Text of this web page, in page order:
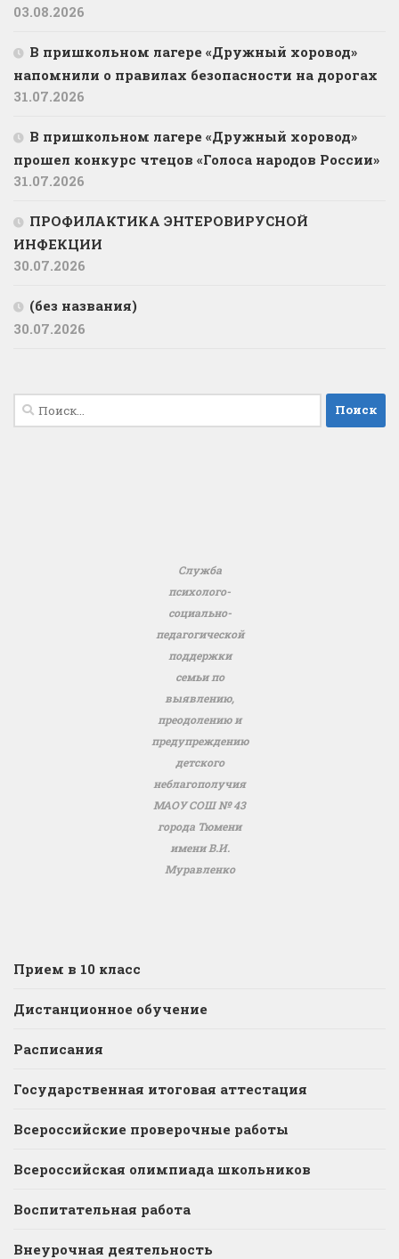
03.08.2026
В пришкольном лагере «Дружный хоровод»
напомнили о правилах безопасности на дорогах
31.07.2026
В пришкольном лагере «Дружный хоровод»
прошел конкурс чтецов «Голоса народов России»
31.07.2026
ПРОФИЛАКТИКА ЭНТЕРОВИРУСНОЙ
ИНФЕКЦИИ
30.07.2026
(без названия)
30.07.2026
Найти:
Служба
психолого-
социально-
педагогической
поддержки
семьи по
выявлению,
преодолению и
предупреждению
детского
неблагополучия
МАОУ СОШ № 43
города Тюмени
имени В.И.
Муравленко
Прием в 10 класс
Дистанционное обучение
Расписания
Государственная итоговая аттестация
Всероссийские проверочные работы
Всероссийская олимпиада школьников
Воспитательная работа
Внеурочная деятельность